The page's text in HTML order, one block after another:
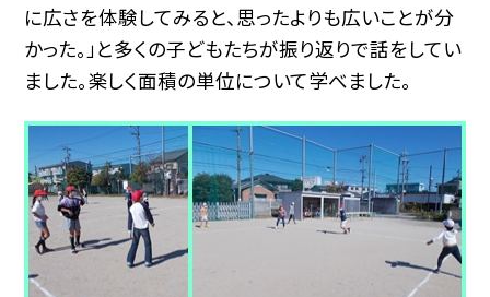
に広さを体験してみると、思ったよりも広いことが分
かった。」と多くの子どもたちが振り返りで話をしてい
ました。楽しく面積の単位について学べました。